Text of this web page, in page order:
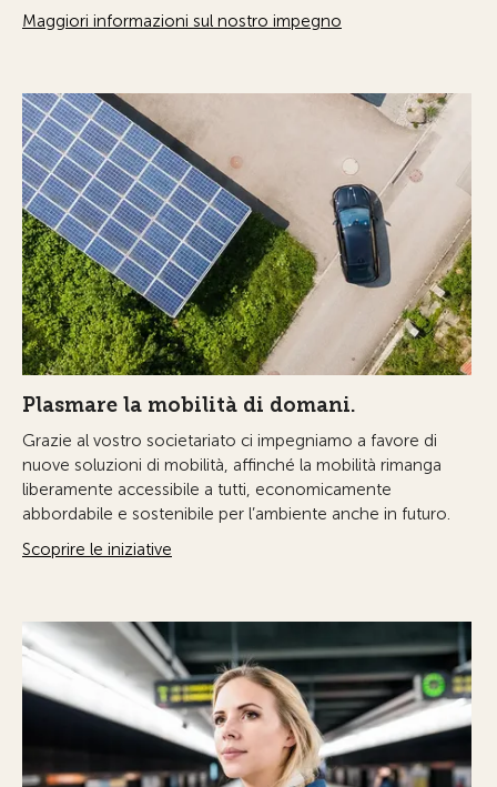
Maggiori informazioni sul nostro impegno
Plasmare la mobilità di domani.
Grazie al vostro societariato ci impegniamo a favore di
nuove soluzioni di mobilità, affinché la mobilità rimanga
liberamente accessibile a tutti, economicamente
abbordabile e sostenibile per l’ambiente anche in futuro.
Scoprire le iniziative